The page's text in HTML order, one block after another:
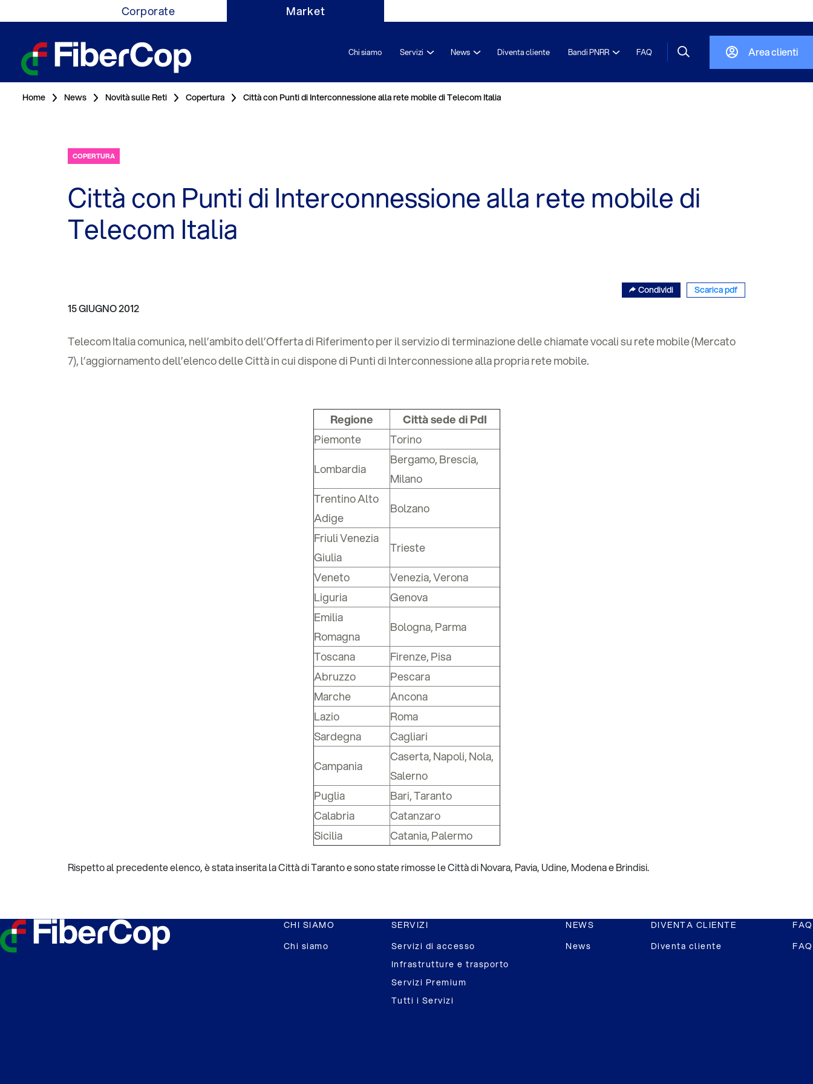
Corporate Market
Chi siamo Servizi News Diventa cliente Bandi PNRR FAQ Area clienti
Home News Novità sulle Reti Copertura Città con Punti di Interconnessione alla rete mobile di Telecom Italia
COPERTURA
Città con Punti di Interconnessione alla rete mobile di
Telecom Italia
Condividi Scarica pdf
15 GIUGNO 2012
Telecom Italia comunica, nell’ambito dell’Offerta di Riferimento per il servizio di terminazione delle chiamate vocali su rete mobile (Mercato
7), l’aggiornamento dell’elenco delle Città in cui dispone di Punti di Interconnessione alla propria rete mobile.
Regione
Città sede di PdI
Piemonte
Torino
Lombardia
Bergamo, Brescia,
Milano
Trentino Alto
Adige
Bolzano
Friuli Venezia
Giulia
Trieste
Veneto
Venezia, Verona
Liguria
Genova
Emilia
Romagna
Bologna, Parma
Toscana
Firenze, Pisa
Abruzzo
Pescara
Marche
Ancona
Lazio
Roma
Sardegna
Cagliari
Campania
Caserta, Napoli, Nola,
Salerno
Puglia
Bari, Taranto
Calabria
Catanzaro
Sicilia
Catania, Palermo
Rispetto al precedente elenco, è stata inserita la Città di Taranto e sono state rimosse le Città di Novara, Pavia, Udine, Modena e Brindisi.
CHI SIAMO
Chi siamo
SERVIZI
Servizi di accesso
Infrastrutture e trasporto
Servizi Premium
Tutti i Servizi
NEWS
News
DIVENTA CLIENTE
Diventa cliente
FAQ
FAQ